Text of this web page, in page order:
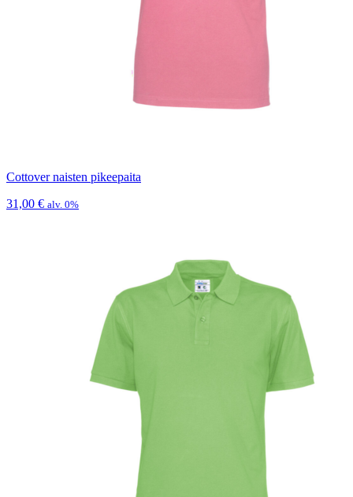
Cottover naisten pikeepaita
31,00 € alv. 0%